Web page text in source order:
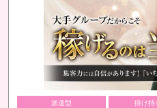
派遣型 掛け持